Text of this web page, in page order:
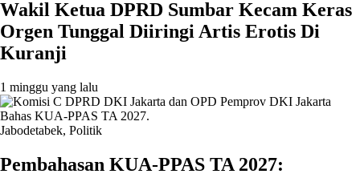
Wakil Ketua DPRD Sumbar Kecam Keras
Orgen Tunggal Diiringi Artis Erotis Di
Kuranji
1 minggu yang lalu
Jabodetabek, Politik
Pembahasan KUA-PPAS TA 2027: